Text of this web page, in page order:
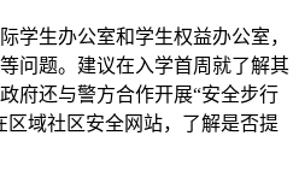
学生办公室和学生权益办公室，
问题。建议在入学首周就了解其
府还与警方合作开展“安全步行
区域社区安全网站，了解是否提